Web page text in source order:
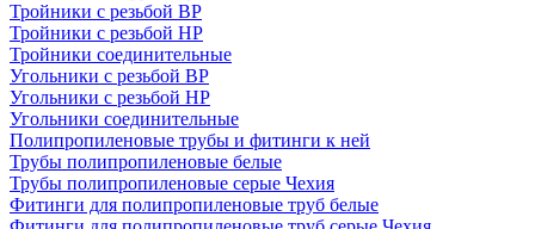
Тройники с резьбой ВР
Тройники с резьбой НР
Тройники соединительные
Угольники с резьбой ВР
Угольники с резьбой НР
Угольники соединительные
Полипропиленовые трубы и фитинги к ней
Трубы полипропиленовые белые
Трубы полипропиленовые серые Чехия
Фитинги для полипропиленовые труб белые